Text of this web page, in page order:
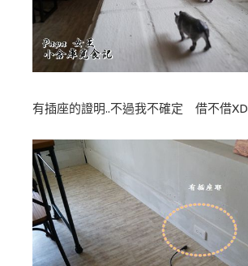
有插座的證明..不過我不確定 借不借XD